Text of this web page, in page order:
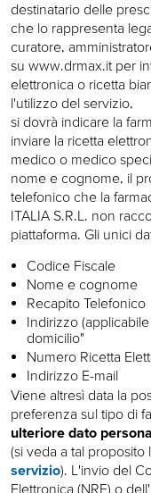
destinatario delle
che lo rappresenta
curatore,
su www.drmax.it per
elettronica o ricetta
l'utilizzo del servizio,
si dovrà indicare la
inviare la ricetta
medico o medico
nome e cognome, il
telefonico che la
ITALIA S.R.L. non
piattaforma. Gli unici
Codice Fiscale
Nome e cognome
Recapito Telefonico
Indirizzo
domicilio"
Numero Ricetta
Indirizzo E-mail
Viene altresì data la
preferenza sul tipo di
ulteriore dato
(si veda a tal proposito
servizio). L'invio del
Elettronica (NRE) o